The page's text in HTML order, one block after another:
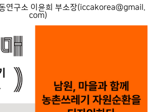
연구소 이윤희 부소장(iccakorea@gmail.
com)